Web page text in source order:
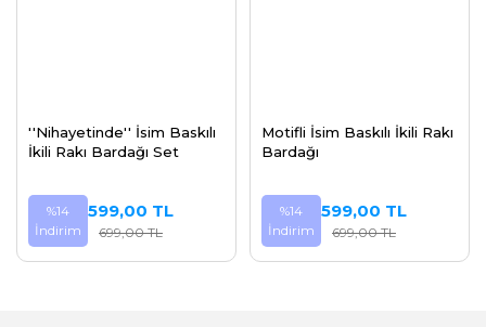
''Nihayetinde'' İsim Baskılı
İkili Rakı Bardağı Set
%14
İndirim
599,00 TL
699,00 TL
Motifli İsim Baskılı İkili Rakı
Bardağı
%14
İndirim
599,00 TL
699,00 TL